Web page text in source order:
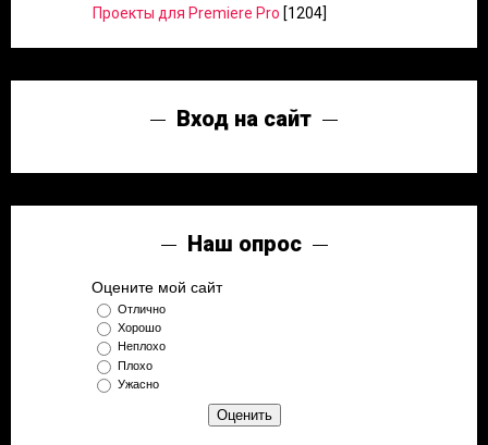
Проекты для Premiere Pro [1204]
Вход на сайт
Наш опрос
Оцените мой сайт
Отлично
Хорошо
Неплохо
Плохо
Ужасно